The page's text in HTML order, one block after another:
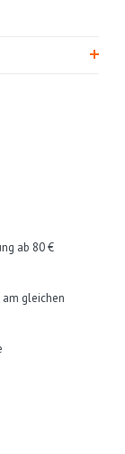
ab 80 €
am gleichen